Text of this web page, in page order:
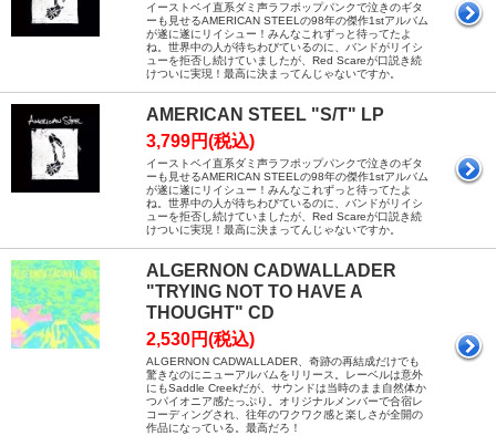
イーストベイ直系ダミ声ラフポップパンクで泣きのギタ
ーも見せるAMERICAN STEELの98年の傑作1stアルバム
が遂に遂にリイシュー！みんなこれずっと待ってたよ
ね。世界中の人が待ちわびているのに、バンドがリイシ
ューを拒否し続けていましたが、Red Scareが口説き続
けついに実現！最高に決まってんじゃないですか。
AMERICAN STEEL "S/T" LP
3,799円(税込)
イーストベイ直系ダミ声ラフポップパンクで泣きのギタ
ーも見せるAMERICAN STEELの98年の傑作1stアルバム
が遂に遂にリイシュー！みんなこれずっと待ってたよ
ね。世界中の人が待ちわびているのに、バンドがリイシ
ューを拒否し続けていましたが、Red Scareが口説き続
けついに実現！最高に決まってんじゃないですか。
ALGERNON CADWALLADER
"TRYING NOT TO HAVE A
THOUGHT" CD
2,530円(税込)
ALGERNON CADWALLADER、奇跡の再結成だけでも
驚きなのにニューアルバムをリリース。レーベルは意外
にもSaddle Creekだが、サウンドは当時のまま自然体か
つパイオニア感たっぷり。オリジナルメンバーで合宿レ
コーディングされ、往年のワクワク感と楽しさが全開の
作品になっている。最高だろ！